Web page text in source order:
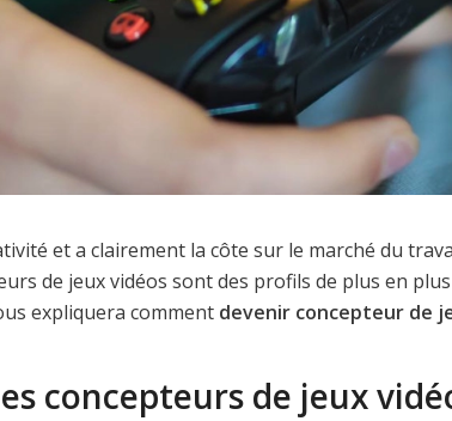
et a clairement la côte sur le marché du
de jeux vidéos sont des profils de plus en
expliquera comment devenir concepteur de
concepteurs de jeux